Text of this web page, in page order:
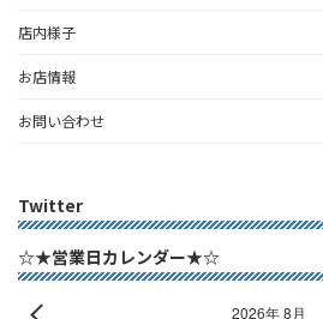
店内様子
お店情報
お問い合わせ
Twitter
☆★営業日カレンダー★☆
2026年 8月